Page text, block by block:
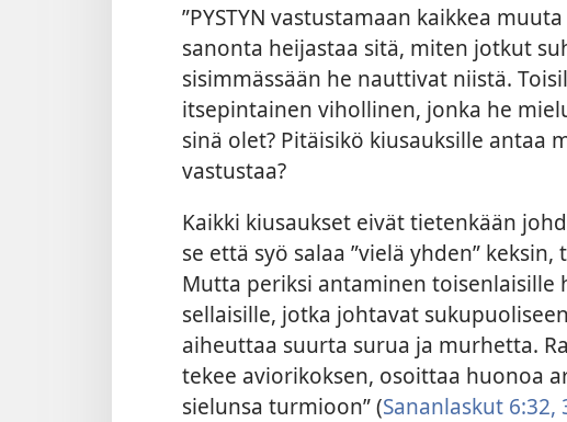
”PYSTYN vastustamaan kaikkea
sanonta heijastaa sitä, miten jotkut
sisimmässään he nauttivat niistä.
itsepintainen vihollinen, jonka he
sinä olet? Pitäisikö kiusauksille antaa
vastustaa?
Kaikki kiusaukset eivät tietenkään
se että syö salaa ”vielä yhden”
Mutta periksi antaminen toisenlaisille
sellaisille, jotka johtavat
aiheuttaa suurta surua ja murhetta.
tekee aviorikoksen, osoittaa huonoa
sielunsa turmioon” (Sananlaskut 6:32,